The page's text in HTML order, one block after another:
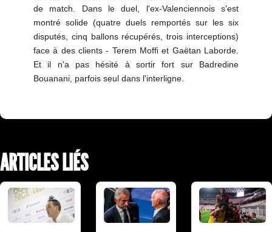
de match. Dans le duel, l'ex-Valenciennois s'est
montré solide (quatre duels remportés sur les six
disputés, cinq ballons récupérés, trois interceptions)
face à des clients - Terem Moffi et Gaëtan Laborde.
Et il n'a pas hésité à sortir fort sur Badredine
Bouanani, parfois seul dans l'interligne.
ARTICLES LIÉS